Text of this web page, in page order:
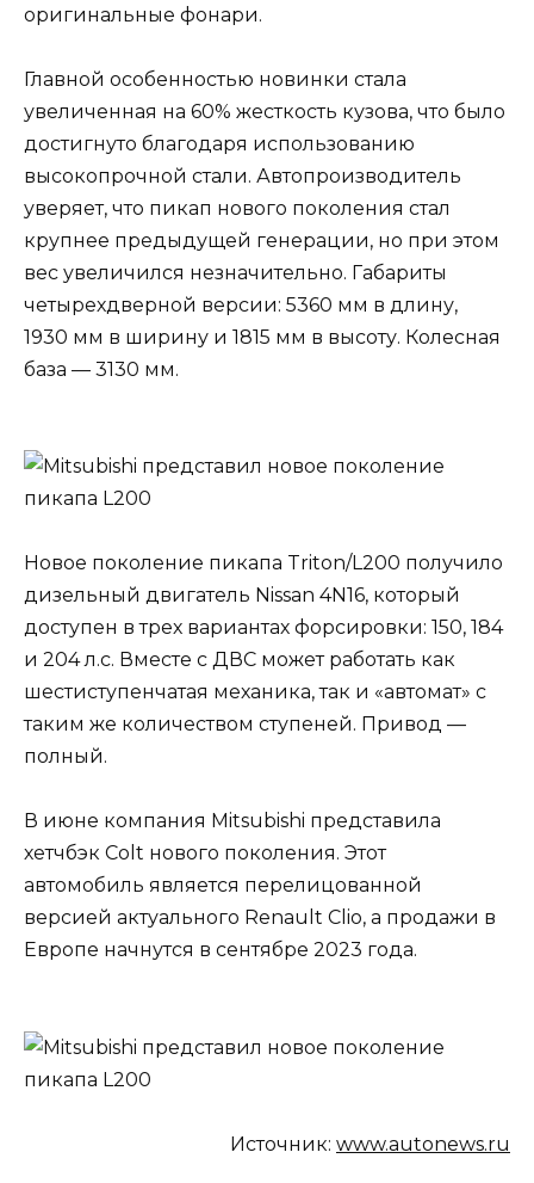
оригинальные фонари.
Главной особенностью новинки стала
увеличенная на 60% жесткость кузова, что было
достигнуто благодаря использованию
высокопрочной стали. Автопроизводитель
уверяет, что пикап нового поколения стал
крупнее предыдущей генерации, но при этом
вес увеличился незначительно. Габариты
четырехдверной версии: 5360 мм в длину,
1930 мм в ширину и 1815 мм в высоту. Колесная
база — 3130 мм.
Новое поколение пикапа Triton/L200 получило
дизельный двигатель Nissan 4N16, который
доступен в трех вариантах форсировки: 150, 184
и 204 л.с. Вместе с ДВС может работать как
шестиступенчатая механика, так и «автомат» с
таким же количеством ступеней. Привод —
полный.
В июне компания Mitsubishi представила
хетчбэк Colt нового поколения. Этот
автомобиль является перелицованной
версией актуального Renault Clio, а продажи в
Европе начнутся в сентябре 2023 года.
Источник: www.autonews.ru